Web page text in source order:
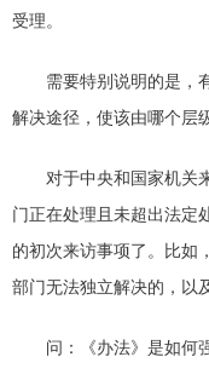
受理。
需要特别说明的是，有
解决途径，使该由哪个层
对于中央和国家机关来
门正在处理且未超出法定
的初次来访事项了。比如
部门无法独立解决的，以
问：《办法》是如何强